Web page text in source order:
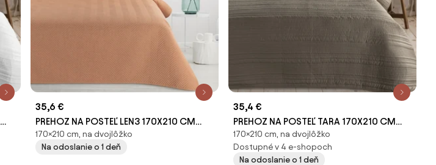
35,6 €
PREHOZ NA POSTEĽ LEN3 170X210 CM
TEHLOVÝ
170×210 cm, na dvojlôžko
Na odoslanie o 1 deň
35,4 €
PREHOZ NA POSTEĽ TARA 170X210 CM
TMAVOBÉŽOVÝ
170×210 cm, na dvojlôžko
Dostupné v 4 e-shopoch
Na odoslanie o 1 deň